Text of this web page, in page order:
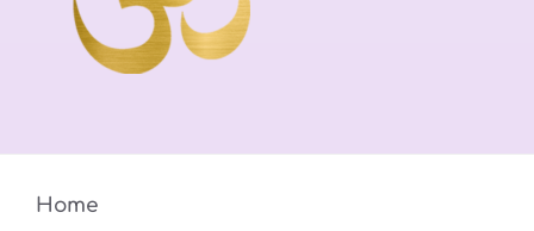
Home